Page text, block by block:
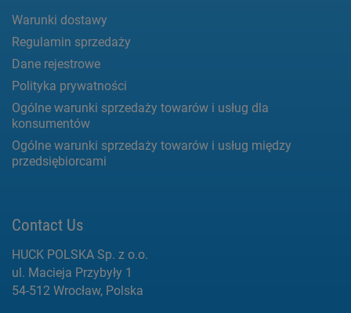
Warunki dostawy
Regulamin sprzedaży
Dane rejestrowe
Polityka prywatności
Ogólne warunki sprzedaży towarów i usług dla
konsumentów
Ogólne warunki sprzedaży towarów i usług między
przedsiębiorcami
Contact Us
HUCK POLSKA Sp. z o.o.
ul. Macieja Przybyły 1
54-512 Wrocław, Polska